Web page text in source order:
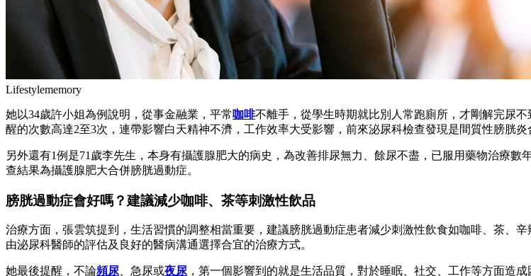
Lifestylememory
她以34歲許小姐為例說明，從事金融業，平常 咖啡不離手，從學生時期就比別人常跑廁所，才剛解完尿
醒的次數高達2至3次，連帶影響白天精神不濟，工作效率大受影響，前來泌尿科檢查發現是間質性膀胱炎
另外還有1例是71歲李先生，本身有攝護腺肥大的病史，為改善排尿無力、餘尿不盡，已服用藥物治療
查結果為攝護腺肥大合併膀胱過動症。
膀胱過動症會好嗎？建議減少咖啡、茶等刺激性飲品
治療方面，張雲筑提到，生活習慣的調整相當重要，建議膀胱過動症患者減少刺激性飲食如咖啡、茶、
由泌尿科醫師的評估及良好的醫病溝通選擇合宜的治療方式。
她最後提醒，不論頻尿 、急尿或夜尿 ，第一個影響到的就是生活品質，對於睡眠、社交、工作等方面造